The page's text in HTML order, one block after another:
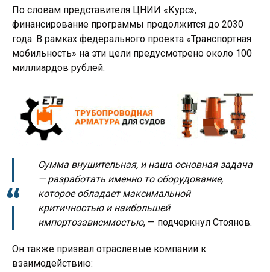
По словам представителя ЦНИИ «Курс»,
финансирование программы продолжится до 2030
года. В рамках федерального проекта «Транспортная
мобильность» на эти цели предусмотрено около 100
миллиардов рублей.
Сумма внушительная, и наша основная задача
— разработать именно то оборудование,
которое обладает максимальной
критичностью и наибольшей
импортозависимостью, — подчеркнул Стоянов.
Он также призвал отраслевые компании к
взаимодействию: